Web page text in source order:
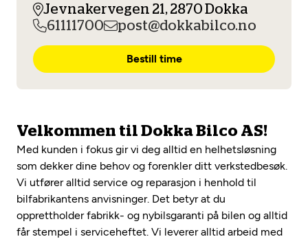
Diagnose/Feilsøking
Se alle (52) tjenester her
Les mer
Mekonomen Fleet
Fritt verkstedvalg
Mobilitetsgaranti
Opprett en konto
Jevnakervegen 21, 2870 Dokka
61111700
post@dokkabilco.no
Bestill time
Velkommen til Dokka Bilco AS!
Med kunden i fokus gir vi deg alltid en helhetsløsning
som dekker dine behov og forenkler ditt verkstedbesøk.
Vi utfører alltid service og reparasjon i henhold til
bilfabrikantens anvisninger. Det betyr at du
opprettholder fabrikk- og nybilsgaranti på bilen og alltid
får stempel i serviceheftet. Vi leverer alltid arbeid med